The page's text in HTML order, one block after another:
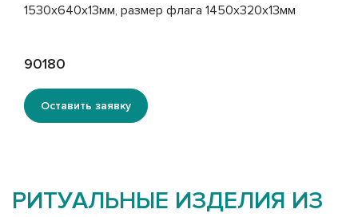
1530х640х13мм, размер флага 1450х320х13мм
90180
Оставить заявку
РИТУАЛЬНЫЕ ИЗДЕЛИЯ ИЗ